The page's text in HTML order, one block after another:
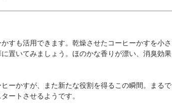
すも活用できます。乾燥させたコーヒーかすを小さ
置いてみましょう。ほのかな香りが漂い、消臭効果
ーかすが、また新たな役割を得るこの瞬間。まるで
ートさせるようです。